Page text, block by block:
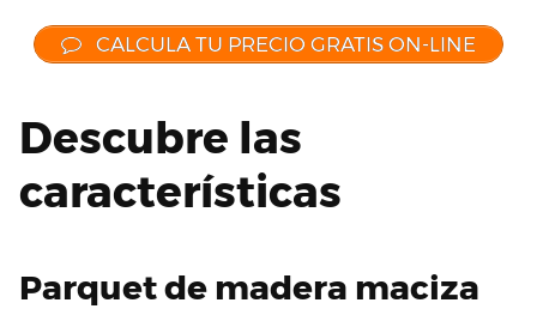
CALCULA TU PRECIO GRATIS ON-LINE
Descubre las
características
Parquet de madera maciza